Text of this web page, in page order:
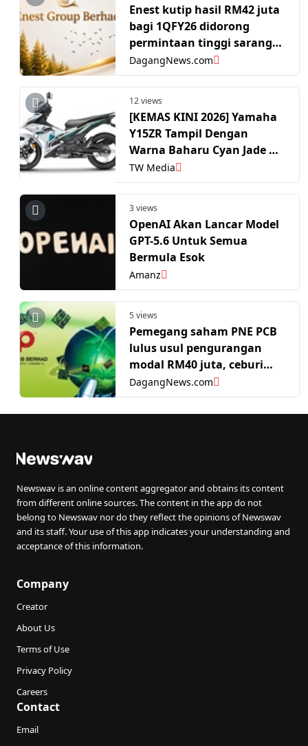
Enest kutip hasil RM42 juta
bagi 1QFY26 didorong
permintaan tinggi sarang
burung walet di pasaran
China
DagangNews.com
12 views
[KEMAS KINI 2026] Yamaha
Y15ZR Tampil Dengan
Warna Baharu Cyan Jade &
Royal Maroon SE
TW Media
3 views
OpenAI Akan Lancar Model
GPT-5.6 Untuk Semua
Bermula Esok
Amanz
5 views
Pemegang saham PNE PCB
lulus usul pengurangan
modal RM40 juta, ceburi
peruncitan automotif
DagangNews.com
Newswav is an online content aggregator and obtains its content
from different online sources. The content in the app do not
belong to Newswav nor do they reflect the opinions of Newswav
and its staff. Your use of this app indicates your understanding and
acceptance of this information.
Company
Creator
About Us
Terms of Use
Privacy Policy
Careers
Contact
Email